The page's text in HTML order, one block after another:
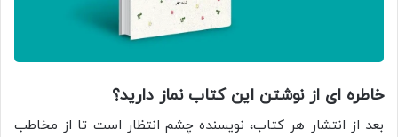
خاطره ای از نوشتن این کتاب نماز دارید؟
بعد از انتشار هر کتاب، نویسنده چشم انتظار است تا از مخاطب